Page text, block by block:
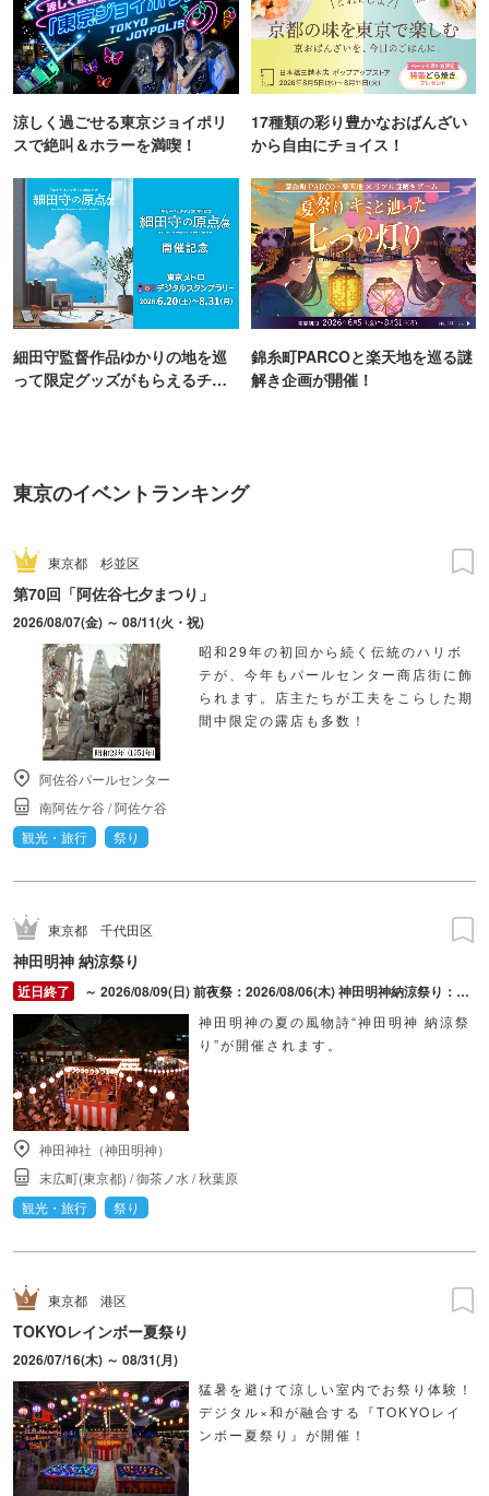
涼しく過ごせる東京ジョイポリ
スで絶叫＆ホラーを満喫！
17種類の彩り豊かなおばんざい
から自由にチョイス！
細田守監督作品ゆかりの地を巡
って限定グッズがもらえるチャ
錦糸町PARCOと楽天地を巡る謎
解き企画が開催！
東京のイベントランキング
東京都 杉並区
第70回「阿佐谷七夕まつり」
2026/08/07(金) ～ 08/11(火・祝)
昭和29年の初回から続く伝統のハリボ
テが、今年もパールセンター商店街に飾
られます。店主たちが工夫をこらした期
間中限定の露店も多数！
阿佐谷パールセンター
南阿佐ケ谷 /阿佐ケ谷
観光・旅行
祭り
東京都 千代田区
神田明神 納涼祭り
～ 2026/08/09(日) 前夜祭：2026/08/06(木) 神田明神納涼祭り：2026/08/07(金) ～ 2026/08/09(日)
神田明神の夏の風物詩“神田明神 納涼祭
り”が開催されます。
神田神社（神田明神）
末広町(東京都) /御茶ノ水/秋葉原
観光・旅行
祭り
東京都 港区
TOKYOレインボー夏祭り
2026/07/16(木) ～ 08/31(月)
猛暑を避けて涼しい室内でお祭り体験！
デジタル×和が融合する『TOKYOレイ
ンボー夏祭り』が開催！